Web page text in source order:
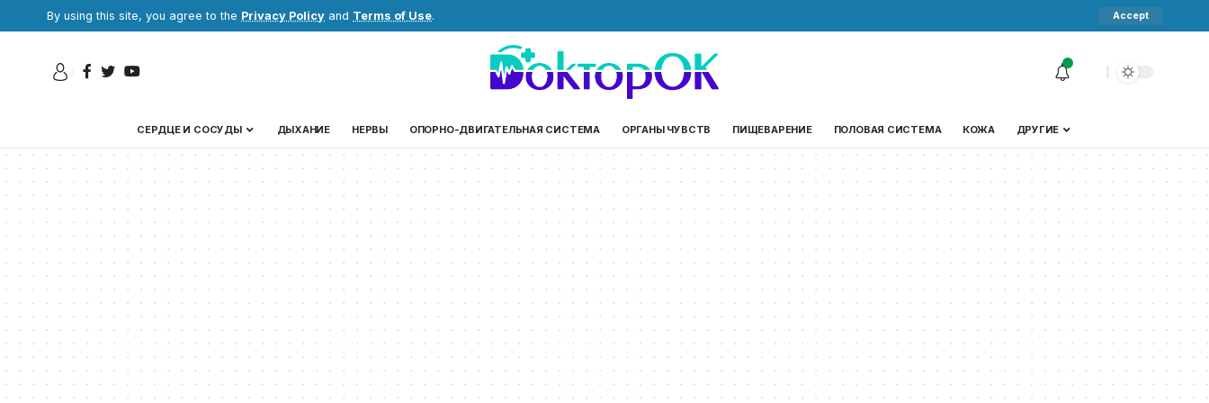
By using this site, you agree to the Privacy Policy and Terms of Use. Accept
СЕРДЦЕ И СОСУДЫ ДЫХАНИЕ НЕРВЫ ОПОРНО-ДВИГАТЕЛЬНАЯ СИСТЕМА ОРГАНЫ ЧУВСТВ ПИЩЕВАРЕНИЕ ПОЛОВАЯ СИСТЕМА КОЖА ДРУГИЕ